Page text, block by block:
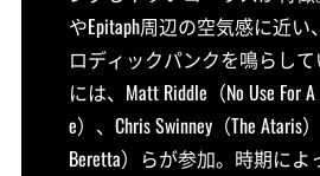
やEpitaph周辺の空気感に近
ロディックパンクを鳴らし
には、Matt Riddle（No Use For A
e）、Chris Swinney（The Ataris
Beretta）らが参加。時期によ